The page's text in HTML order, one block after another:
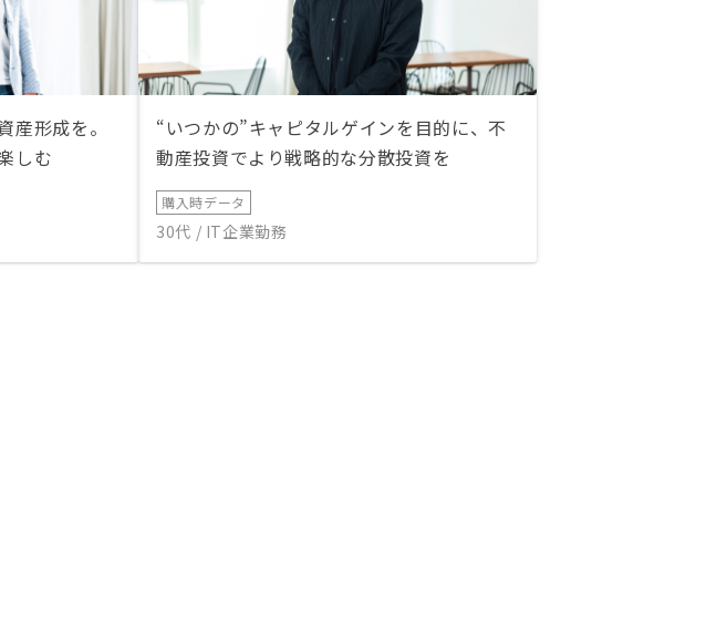
産形成を。
しむ
“いつかの”キャピタルゲインを目的に、不
動産投資でより戦略的な分散投資を
購入時データ
30代 / IT企業勤務